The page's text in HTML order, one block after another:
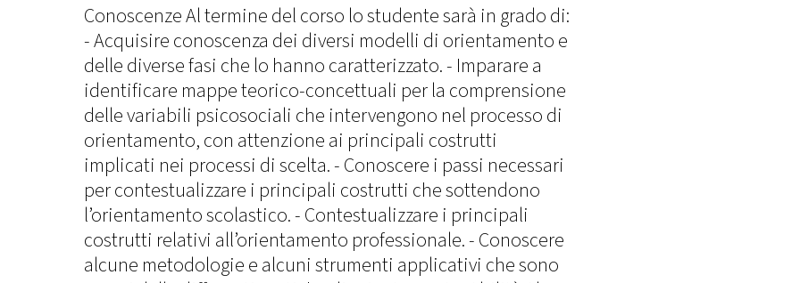
Conoscenze Al termine del corso lo studente sarà in grado di:
- Acquisire conoscenza dei diversi modelli di orientamento e
delle diverse fasi che lo hanno caratterizzato. - Imparare a
identificare mappe teorico-concettuali per la comprensione
delle variabili psicosociali che intervengono nel processo di
orientamento, con attenzione ai principali costrutti
implicati nei processi di scelta. - Conoscere i passi necessari
per contestualizzare i principali costrutti che sottendono
l’orientamento scolastico. - Contestualizzare i principali
costrutti relativi all’orientamento professionale. - Conoscere
alcune metodologie e alcuni strumenti applicativi che sono